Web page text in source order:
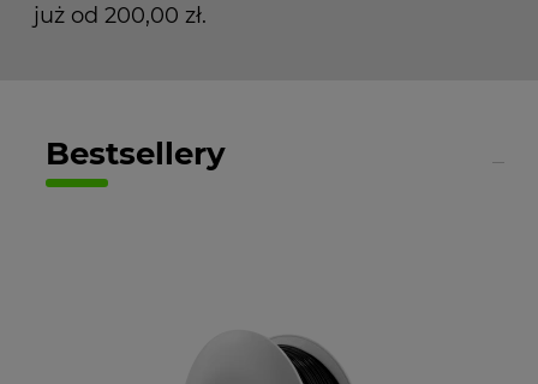
już od 200,00 zł.
Bestsellery